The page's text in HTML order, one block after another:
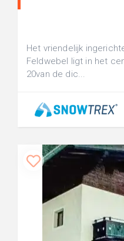
Het vriendelijk
Feldwebel ligt in het
20van de dic...